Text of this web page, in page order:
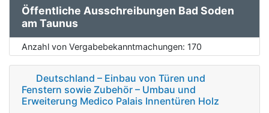
Öffentliche Ausschreibungen Bad Soden
am Taunus
Anzahl von Vergabebekanntmachungen: 170
Deutschland – Einbau von Türen und
Fenstern sowie Zubehör – Umbau und
Erweiterung Medico Palais Innentüren Holz